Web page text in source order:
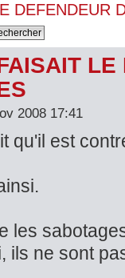
DEFENDEUR
LE
2008 17:41
qu'il est
les
ils ne sont